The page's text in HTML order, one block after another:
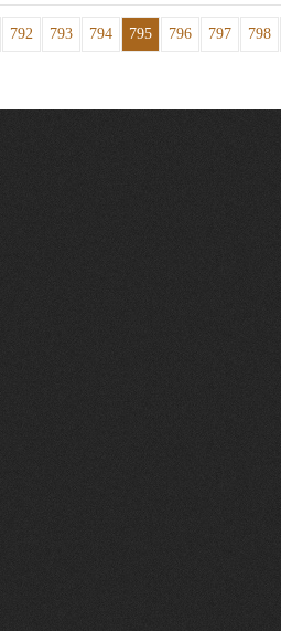
792 793 794 795 796 797 798